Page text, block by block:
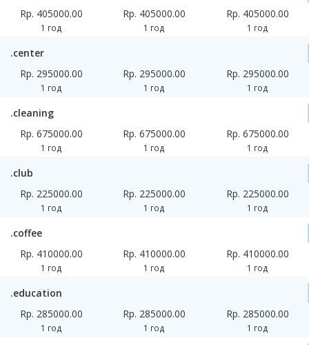
Rp. 405000.00
1 год
Rp. 405000.00
1 год
Rp. 405000.00
1 год
.center
Rp. 295000.00
1 год
Rp. 295000.00
1 год
Rp. 295000.00
1 год
.cleaning
Rp. 675000.00
1 год
Rp. 675000.00
1 год
Rp. 675000.00
1 год
.club
Rp. 225000.00
1 год
Rp. 225000.00
1 год
Rp. 225000.00
1 год
.coffee
Rp. 410000.00
1 год
Rp. 410000.00
1 год
Rp. 410000.00
1 год
.education
Rp. 285000.00
1 год
Rp. 285000.00
1 год
Rp. 285000.00
1 год